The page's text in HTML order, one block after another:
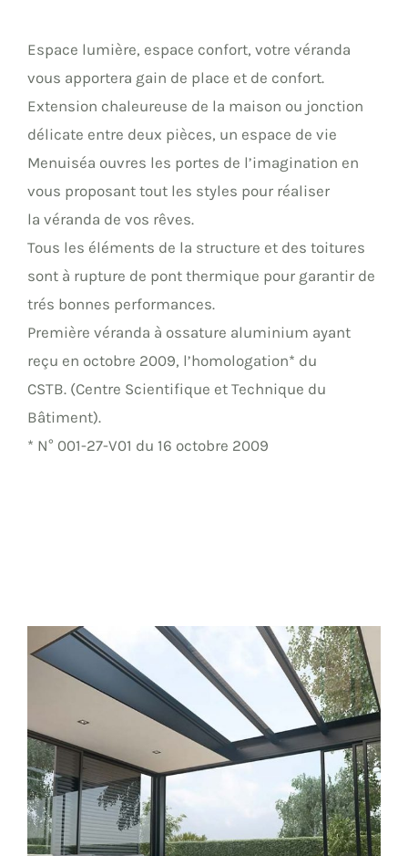
Espace lumière, espace confort, votre véranda
vous apportera gain de place et de confort.
Extension chaleureuse de la maison ou jonction
délicate entre deux pièces, un espace de vie
Menuiséa ouvres les portes de l’imagination en
vous proposant tout les styles pour réaliser
la véranda de vos rêves.
Tous les éléments de la structure et des toitures
sont à rupture de pont thermique pour garantir de
trés bonnes performances.
Première véranda à ossature aluminium ayant
reçu en octobre 2009, l’homologation* du
CSTB. (Centre Scientifique et Technique du
Bâtiment).
* N° 001-27-V01 du 16 octobre 2009